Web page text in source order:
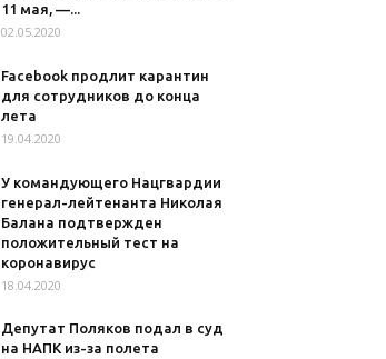
11 мая, —...
02.05.2020
Facebook продлит карантин
для сотрудников до конца
лета
19.04.2020
У командующего Нацгвардии
генерал-лейтенанта Николая
Балана подтвержден
положительный тест на
коронавирус
18.04.2020
Депутат Поляков подал в суд
на НАПК из-за полета